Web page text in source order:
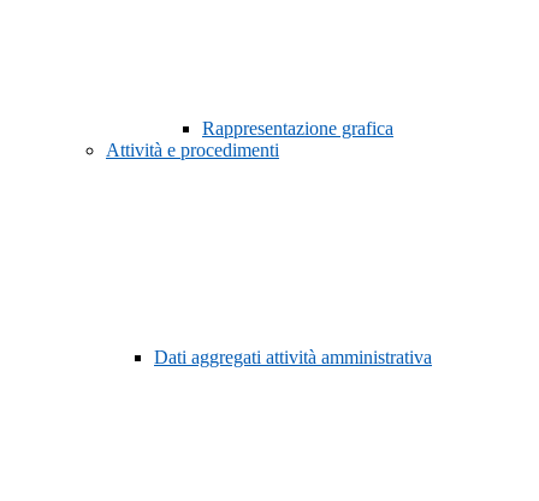
Rappresentazione grafica
Attività e procedimenti
Dati aggregati attività amministrativa